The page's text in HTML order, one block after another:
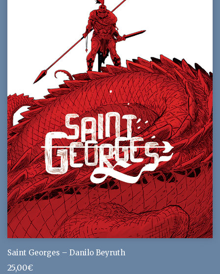
Saint Georges – Danilo Beyruth
25,00€